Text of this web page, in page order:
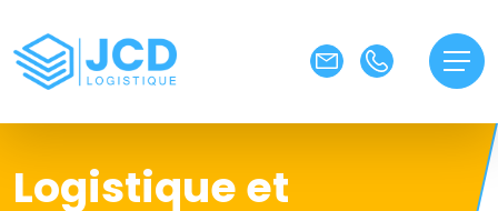
Logistique et